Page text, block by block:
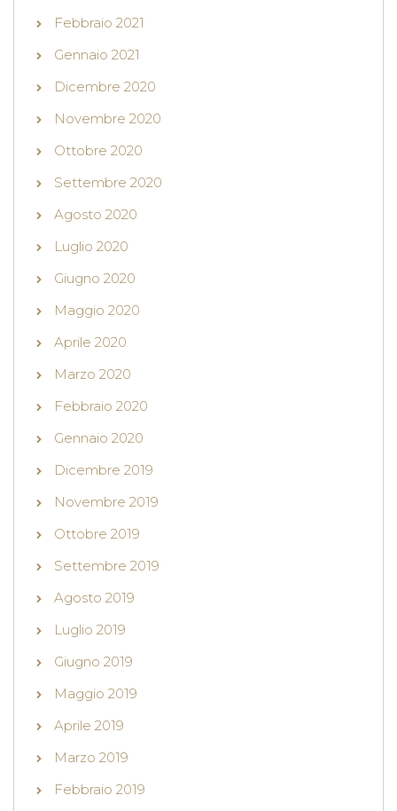
Febbraio 2021
Gennaio 2021
Dicembre 2020
Novembre 2020
Ottobre 2020
Settembre 2020
Agosto 2020
Luglio 2020
Giugno 2020
Maggio 2020
Aprile 2020
Marzo 2020
Febbraio 2020
Gennaio 2020
Dicembre 2019
Novembre 2019
Ottobre 2019
Settembre 2019
Agosto 2019
Luglio 2019
Giugno 2019
Maggio 2019
Aprile 2019
Marzo 2019
Febbraio 2019